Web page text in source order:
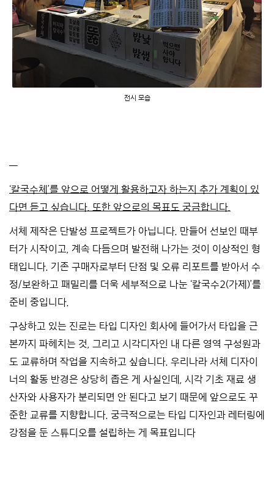
전시 모습
—
‘칼국수체’를 앞으로 어떻게 활용하고자 하는지 추가 계획이 있
다면 듣고 싶습니다. 또한 앞으로의 목표도 궁금합니다.
서체 제작은 단발성 프로젝트가 아닙니다. 만들어 선보인 때부
터가 시작이고, 계속 다듬으며 발전해 나가는 것이 이상적인 형
태입니다. 기존 구매자로부터 단점 및 오류 리포트를 받아서 수
정/보완하고 패밀리를 더욱 세부적으로 나눈 ‘칼국수2(가제)’를
준비 중입니다.
구상하고 있는 진로는 타입 디자인 회사에 들어가서 타입을 근
본까지 파헤치는 것, 그리고 시각디자인 내 다른 영역 구성원과
도 교류하며 작업을 지속하고 싶습니다. 우리나라 서체 디자이
너의 활동 반경은 상당히 좁은 게 사실인데, 시각 기초 재료 생
산자와 사용자가 분리되면 안 된다고 보기 때문에 앞으로도 꾸
준한 교류를 지향합니다. 궁극적으로는 타입 디자인과 레터링에
강점을 둔 스튜디오를 설립하는 게 목표입니다